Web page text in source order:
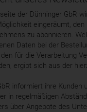
der Dünninger GbR
eingeräumt,
zu abonnieren.
Daten bei der
für die Verarbeitung
ergibt sich aus der
informiert ihre Kunden
in regelmäßigen
über Angebote des